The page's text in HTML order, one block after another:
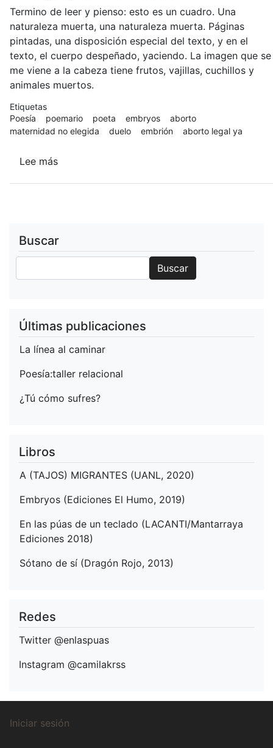
Termino de leer y pienso: esto es un cuadro. Una
naturaleza muerta, una naturaleza muerta. Páginas
pintadas, una disposición especial del texto, y en el
texto, el cuerpo despeñado, yaciendo. La imagen que se
me viene a la cabeza tiene frutos, vajillas, cuchillos y
animales muertos.
Etiquetas
Poesía
poemario poeta embryos
aborto
maternidad no elegida
duelo embrión aborto legal ya
Lee más
Buscar
Buscar
Últimas publicaciones
La línea al caminar
Poesía:taller relacional
¿Tú cómo sufres?
Libros
A (TAJOS) MIGRANTES (UANL, 2020)
Embryos (Ediciones El Humo, 2019)
En las púas de un teclado (LACANTI/Mantarraya
Ediciones 2018)
Sótano de sí (Dragón Rojo, 2013)
Redes
Twitter @enlaspuas
Instagram @camilakrss
Menú
Iniciar sesión